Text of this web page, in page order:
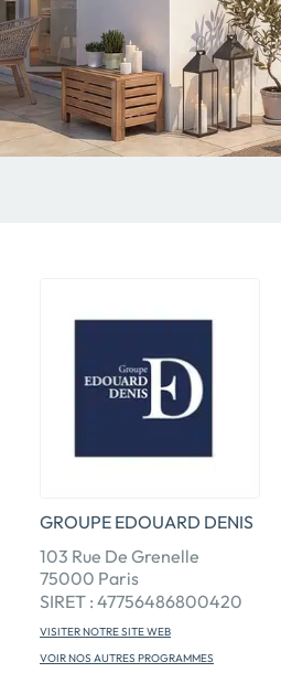
GROUPE EDOUARD DENIS
103 Rue De Grenelle
75000 Paris
SIRET : 47756486800420
VISITER NOTRE SITE WEB
VOIR NOS AUTRES PROGRAMMES